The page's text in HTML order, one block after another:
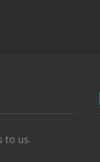
to us.